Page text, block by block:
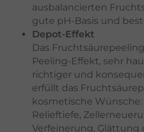
ausbalancierten
gute pH-Basis und
Depot-Effekt
Das
Peeling-Effekt, sehr
richtiger und
erfüllt das
kosmetische
Relieftiefe,
Verfeinerung, Glättung